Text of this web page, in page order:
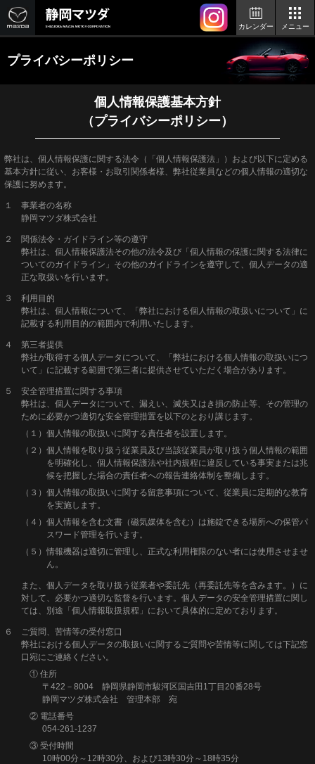
カレンダー メニュー
プライバシーポリシー
個人情報保護基本方針
（プライバシーポリシー）
弊社は、個人情報保護に関する法令（「個人情報保護法」）および以下に定める
基本方針に従い、お客様・お取引関係者様、弊社従業員などの個人情報の適切な
保護に努めます。
１ 事業者の名称
静岡マツダ株式会社
２ 関係法令・ガイドライン等の遵守
弊社は、個人情報保護法その他の法令及び「個人情報の保護に関する法律に
ついてのガイドライン」その他のガイドラインを遵守して、個人データの適
正な取扱いを行います。
３ 利用目的
弊社は、個人情報について、「弊社における個人情報の取扱いについて」に
記載する利用目的の範囲内で利用いたします。
４ 第三者提供
弊社が取得する個人データについて、「弊社における個人情報の取扱いにつ
いて」に記載する範囲で第三者に提供させていただく場合があります。
５ 安全管理措置に関する事項
弊社は、個人データについて、漏えい、滅失又はき損の防止等、その管理の
ために必要かつ適切な安全管理措置を以下のとおり講じます。
（１）個人情報の取扱いに関する責任者を設置します。
（２）個人情報を取り扱う従業員及び当該従業員が取り扱う個人情報の範囲
を明確化し、個人情報保護法や社内規程に違反している事実または兆
候を把握した場合の責任者への報告連絡体制を整備します。
（３）個人情報の取扱いに関する留意事項について、従業員に定期的な教育
を実施します。
（４）個人情報を含む文書（磁気媒体を含む）は施錠できる場所への保管パ
スワード管理を行います。
（５）情報機器は適切に管理し、正式な利用権限のない者には使用させませ
ん。
また、個人データを取り扱う従業者や委託先（再委託先等を含みます。）に
対して、必要かつ適切な監督を行います。個人データの安全管理措置に関し
ては、別途「個人情報取扱規程」において具体的に定めております。
６ ご質問、苦情等の受付窓口
弊社における個人データの取扱いに関するご質問や苦情等に関しては下記窓
口宛にご連絡ください。
① 住所
〒422－8004 静岡県静岡市駿河区国吉田1丁目20番28号
静岡マツダ株式会社 管理本部 宛
② 電話番号
054-261-1237
③ 受付時間
10時00分～12時30分、および13時30分～18時35分